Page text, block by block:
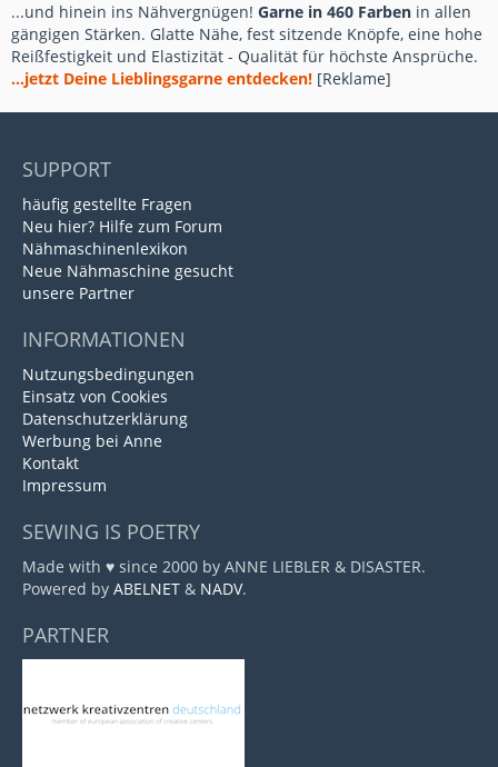
...und hinein ins Nähvergnügen! Garne in 460 Farben in allen
gängigen Stärken. Glatte Nähe, fest sitzende Knöpfe, eine hohe
Reißfestigkeit und Elastizität - Qualität für höchste Ansprüche.
...jetzt Deine Lieblingsgarne entdecken! [Reklame]
SUPPORT
häufig gestellte Fragen
Neu hier? Hilfe zum Forum
Nähmaschinenlexikon
Neue Nähmaschine gesucht
unsere Partner
INFORMATIONEN
Nutzungsbedingungen
Einsatz von Cookies
Datenschutzerklärung
Werbung bei Anne
Kontakt
Impressum
SEWING IS POETRY
Made with ♥ since 2000 by ANNE LIEBLER & DISASTER.
Powered by ABELNET & NADV.
PARTNER